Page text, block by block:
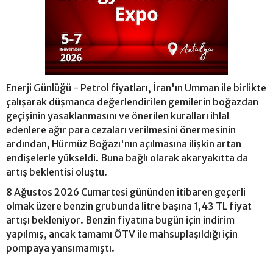
Enerji Günlüğü - Petrol fiyatları, İran'ın Umman ile birlikte
çalışarak düşmanca değerlendirilen gemilerin boğazdan
geçişinin yasaklanmasını ve önerilen kuralları ihlal
edenlere ağır para cezaları verilmesini önermesinin
ardından, Hürmüz Boğazı'nın açılmasına ilişkin artan
endişelerle yükseldi. Buna bağlı olarak akaryakıtta da
artış beklentisi oluştu.
8 Ağustos 2026 Cumartesi gününden itibaren geçerli
olmak üzere benzin grubunda litre başına 1,43 TL fiyat
artışı bekleniyor. Benzin fiyatına bugün için indirim
yapılmış, ancak tamamı ÖTV ile mahsuplaşıldığı için
pompaya yansımamıştı.